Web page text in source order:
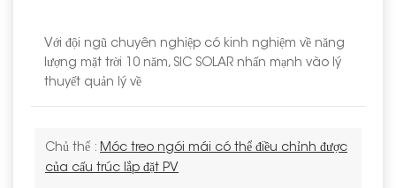
Với đội ngũ chuyên nghiệp có kinh nghiệm về năng
lượng mặt trời 10 năm, SIC SOLAR nhấn mạnh vào lý
thuyết quản lý về
Chủ thể : Móc treo ngói mái có thể điều chỉnh được
của cấu trúc lắp đặt PV